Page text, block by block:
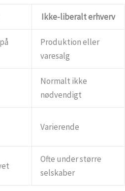
Ikke-liberalt erhverv
Produktion eller
varesalg
Normalt ikke
nødvendigt
Varierende
Ofte under større
selskaber